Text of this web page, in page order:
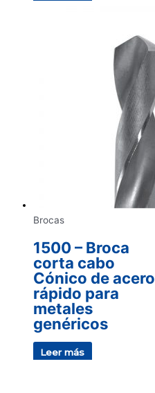
Brocas
1500 – Broca
corta cabo
Cónico de acero
rápido para
metales
genéricos
Leer más